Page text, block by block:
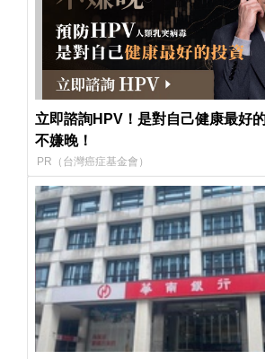
立即諮詢HPV！是對自己健康最好
不嫌晚！
PR（台灣癌症基金會）